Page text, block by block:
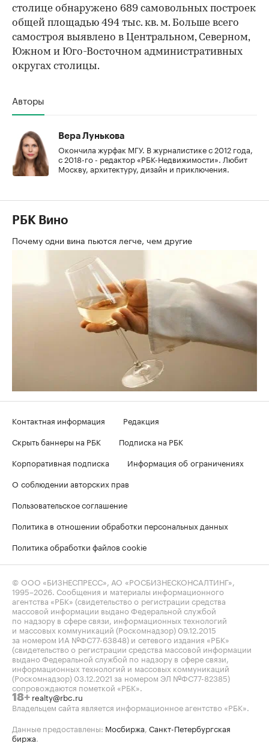
столице обнаружено 689 самовольных построек
общей площадью 494 тыс. кв. м. Больше всего
самостроя выявлено в Центральном, Северном,
Южном и Юго-Восточном административных
округах столицы.
Авторы
Вера Лунькова
Окончила журфак МГУ. В журналистике с 2012 года,
с 2018-го - редактор «РБК-Недвижимости». Любит
Москву, архитектуру, дизайн и приключения.
РБК Вино
Почему одни вина пьются легче, чем другие
Контактная информация
Редакция
Скрыть баннеры на РБК
Подписка на РБК
Корпоративная подписка
Информация об ограничениях
О соблюдении авторских прав
Пользовательское соглашение
Политика в отношении обработки персональных данных
Политика обработки файлов cookie
© ООО «БИЗНЕСПРЕСС», АО «РОСБИЗНЕСКОНСАЛТИНГ»,
1995–2026 . Сообщения и материалы информационного
агентства «РБК» (свидетельство о регистрации средства
массовой информации выдано Федеральной службой
по надзору в сфере связи, информационных технологий
и массовых коммуникаций (Роскомнадзор) 09.12.2015
за номером ИА №ФС77-63848) и сетевого издания «РБК»
(свидетельство о регистрации средства массовой информации
выдано Федеральной службой по надзору в сфере связи,
информационных технологий и массовых коммуникаций
(Роскомнадзор) 03.12.2021 за номером ЭЛ №ФС77-82385)
сопровождаются пометкой «РБК».
18+ realty@rbc.ru
Владельцем сайта является информационное агентство «РБК».
Данные предоставлены: Мосбиржа Санкт-Петербургская
биржа